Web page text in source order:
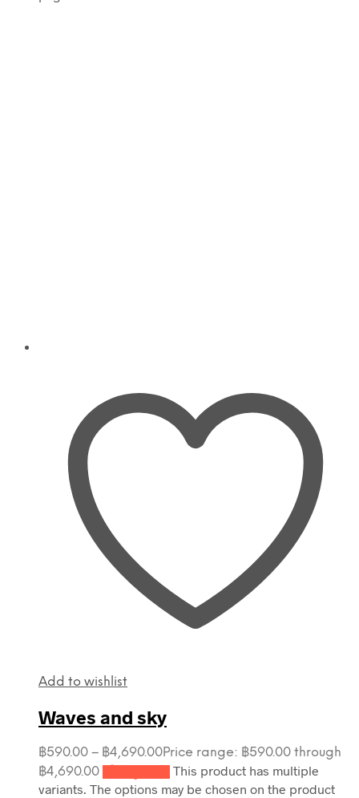
Add to wishlist
Waves and sky
฿590.00 – ฿4,690.00Price range: ฿590.00 through
฿4,690.00
This product has multiple
variants. The options may be chosen on the product